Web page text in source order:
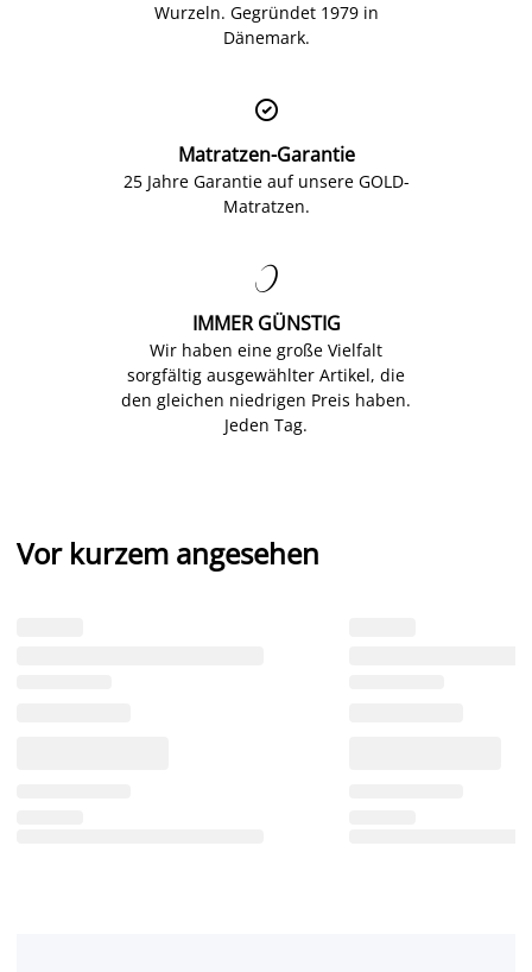
Wurzeln. Gegründet 1979 in
Dänemark.

Matratzen-Garantie
25 Jahre Garantie auf unsere GOLD-
Matratzen.

IMMER GÜNSTIG
Wir haben eine große Vielfalt
sorgfältig ausgewählter Artikel, die
den gleichen niedrigen Preis haben.
Jeden Tag.
Vor kurzem angesehen